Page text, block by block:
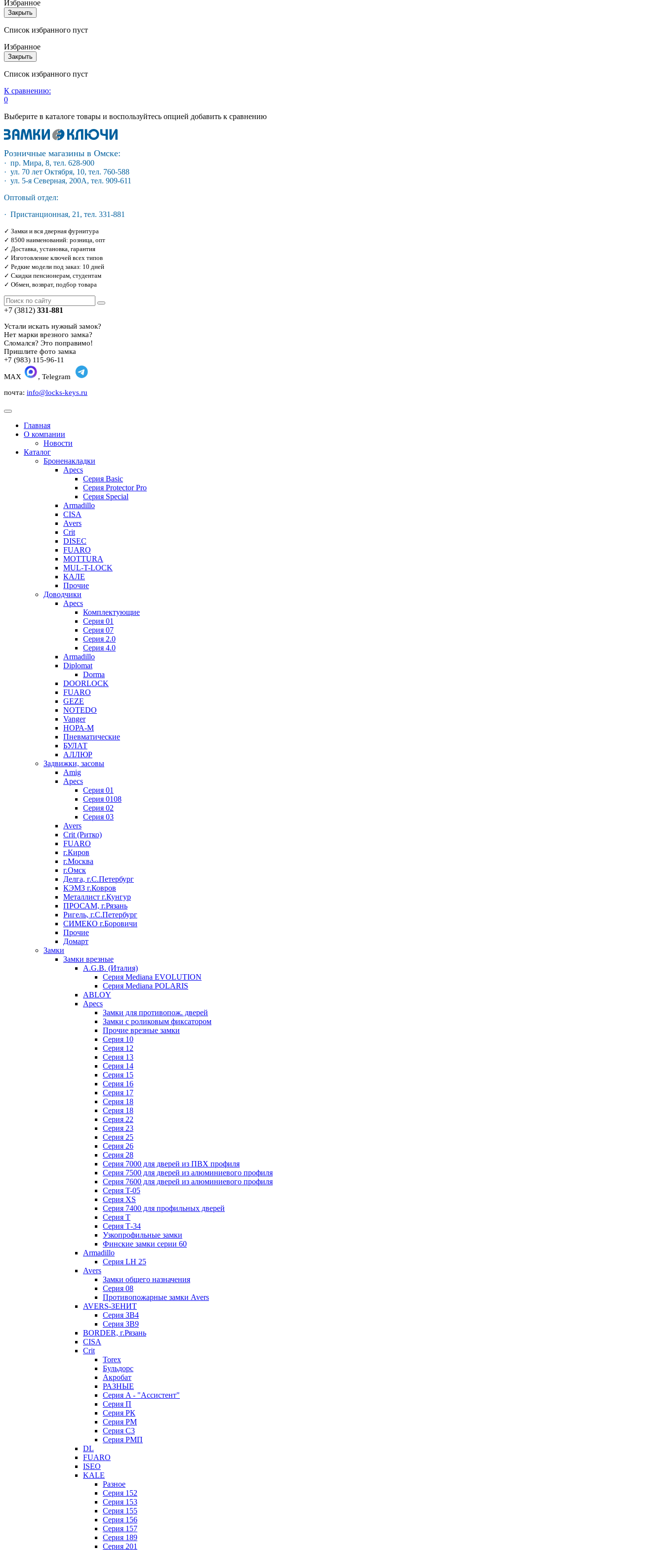
Избранное
Закрыть
Список избранного пуст
Избранное
Закрыть
Список избранного пуст
К сравнению:
0
Выберите в каталоге товары и воспользуйтесь опцией добавить к сравнению
Розничные магазины в Омске:
· пр. Мира, 8, тел. 628-900
· ул. 70 лет Октября, 10, тел. 760-588
· ул. 5-я Северная, 200А, тел. 909-611
Оптовый отдел:
· Пристанционная, 21, тел. 331-881
✓ Замки и вся дверная фурнитура
✓ 8500 наименований: розница, опт
✓ Доставка, установка, гарантия
✓ Изготовление ключей всех типов
✓ Редкие модели под заказ: 10 дней
✓ Скидки пенсионерам, студентам
✓ Обмен, возврат, подбор товара
+7 (3812) 331-881
Устали искать нужный замок?
Нет марки врезного замка?
Сломался? Это поправимо!
Пришлите фото замка
+7 (983) 115-96-11
MAX
, Telegram
почта: info@locks-keys.ru
Главная
О компании
Новости
Каталог
Броненакладки
Apecs
Серия Basic
Серия Protector Pro
Серия Special
Armadillo
CISA
Avers
Crit
DISEC
FUARO
MOTTURA
MUL-T-LOCK
КАЛЕ
Прочие
Доводчики
Apecs
Комплектующие
Серия 01
Серия 07
Серия 2.0
Серия 4.0
Armadillo
Diplomat
Dorma
DOORLOCK
FUARO
GEZE
NOTEDO
Vanger
НОРА-М
Пневматические
БУЛАТ
АЛЛЮР
Задвижки, засовы
Amig
Apecs
Серия 01
Серия 0108
Серия 02
Серия 03
Avers
Crit (Ритко)
FUARO
г.Киров
г.Москва
г.Омск
Делга, г.С.Петербург
КЭМЗ г.Ковров
Металлист г.Кунгур
ПРОСАМ, г.Рязань
Ригель, г.С.Петербург
СИМЕКО г.Боровичи
Прочие
Домарт
Замки
Замки врезные
A.G.B. (Италия)
Серия Mediana EVOLUTION
Серия Mediana POLARIS
ABLOY
Apecs
Замки для противопож. дверей
Замки с роликовым фиксатором
Прочие врезные замки
Серия 10
Серия 12
Серия 13
Серия 14
Серия 15
Серия 16
Серия 17
Серия 18
Серия 18
Серия 22
Серия 23
Серия 25
Серия 26
Серия 28
Серия 7000 для дверей из ПВХ профиля
Серия 7500 для дверей из алюминиевого профиля
Серия 7600 для дверей из алюминиевого профиля
Серия T-05
Серия XS
Серия 7400 для профильных дверей
Серия Т
Серия Т-34
Узкопрофильные замки
Финские замки серии 60
Armadillo
Серия LH 25
Avers
Замки общего назначения
Серия 08
Противопожарные замки Avers
AVERS-ЗЕНИТ
Серия ЗВ4
Серия ЗВ9
BORDER, г.Рязань
CISA
Crit
Torex
Бульдорс
Акробат
РАЗНЫЕ
Серия A - "Ассистент"
Серия П
Серия РК
Серия РМ
Серия С3
Серия РМП
DL
FUARO
ISEO
KALE
Разное
Серия 152
Серия 153
Серия 155
Серия 156
Серия 157
Серия 189
Серия 201